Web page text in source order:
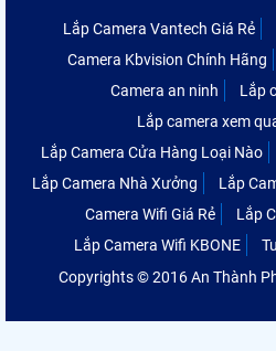
Lắp Camera Vantech Giá Rẻ
Camera Kbvision Chính Hãng
Camera an ninh
Lắp
Lắp camera xem
Lắp Camera Cửa Hàng Loại Nào
Lắp Camera Nhà Xưởng
Lắp
Camera Wifi Giá Rẻ
Lắp
Lắp Camera Wifi KBONE
Copyrights © 2016 An Thành